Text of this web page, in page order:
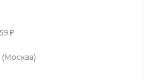
₽
(Москва)